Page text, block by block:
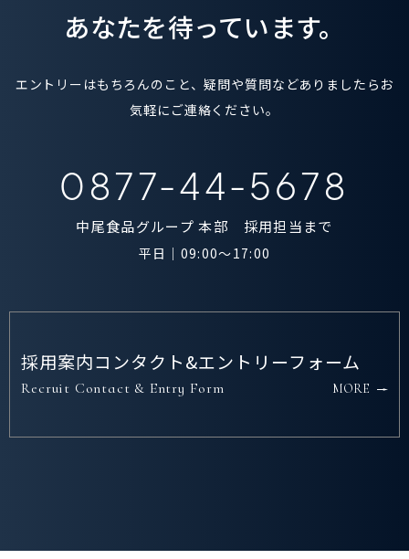
あなたを待っています。
エントリーはもちろんのこと、疑問や質問などありましたらお
気軽にご連絡ください。
0877-44-5678
中尾食品グループ 本部 採用担当まで
平日｜09:00～17:00
採用案内コンタクト&エントリーフォーム
Recruit Contact & Entry Form MORE